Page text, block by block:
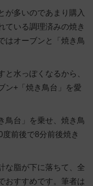
が多いのであまり購入
ている調理済みの焼き
はオーブンと「焼き鳥
水っぽくなるから、
ン+「焼き鳥台」を愛
鳥台」を乗せ、焼き鳥
前後で8分前後焼き
な脂が下に落ちて、全
おすすめです。筆者は